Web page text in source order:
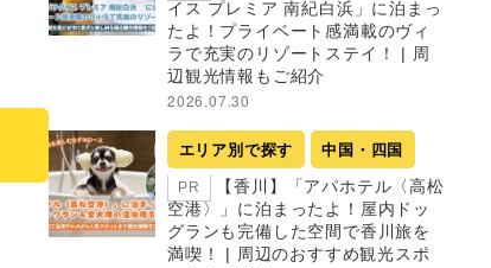
イス プレミア 南紀白浜」に泊まっ
たよ！プライベート感満載のヴィ
ラで充実のリゾートステイ！ | 周
辺観光情報もご紹介
2026.07.30
エリア別で探す 中国・四国
PR
【香川】「アパホテル〈高松
空港〉」に泊まったよ！屋内ドッ
グランも完備した空間で香川旅を
満喫！ | 周辺のおすすめ観光スポ